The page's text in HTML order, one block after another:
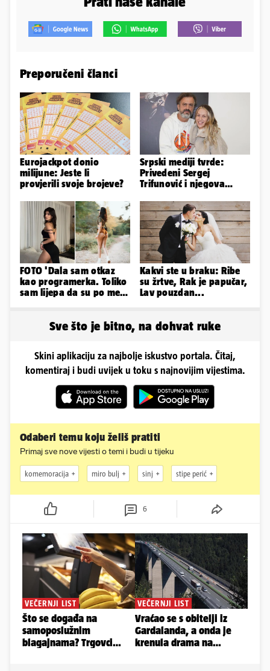
Preporučeni članci
Eurojackpot donio
milijune: Jeste li
provjerili svoje brojeve?
Srpski mediji tvrde:
Privedeni Sergej
Trifunović i njegova
incident
FOTO 'Dala sam otkaz
kao programerka. Toliko
sam lijepa da su po meni
Kakvi ste u braku: Ribe
su žrtve, Rak je papučar,
Lav pouzdan...
Sve što je bitno, na dohvat ruke
Skini aplikaciju za najbolje iskustvo portala. Čitaj,
komentiraj i budi uvijek u toku s najnovijim vijestima.
Odaberi temu koju želiš pratiti
Primaj sve nove vijesti o temi i budi u tijeku
komemoracija miro bulj sinj stipe perić
6